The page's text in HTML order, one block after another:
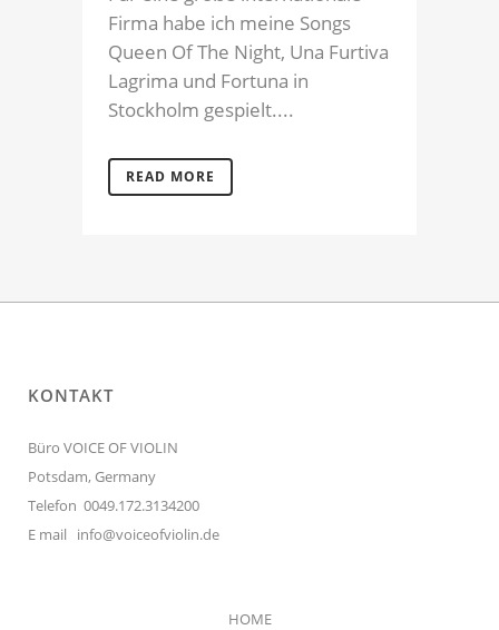
Firma habe ich meine Songs
Queen Of The Night, Una Furtiva
Lagrima und Fortuna in
Stockholm gespielt....
READ MORE
KONTAKT
Büro VOICE OF VIOLIN
Potsdam, Germany
Telefon 0049.172.3134200
E mail info@voiceofviolin.de
HOME